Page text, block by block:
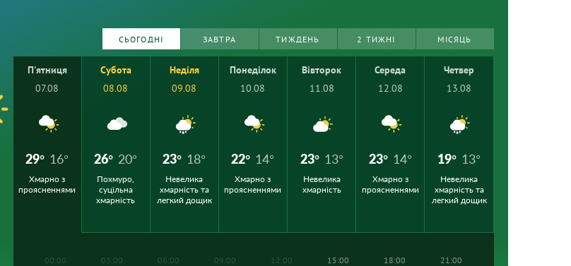
СЬОГОДНІ ЗАВТРА ТИЖДЕНЬ 2 ТИЖНІ МІСЯЦЬ
П'ятниця
07.08
29° 16°
Хмарно з
проясненнями
Субота
08.08
26° 20°
Похмуро,
суцільна
хмарність
Неділя
09.08
23° 18°
Невелика
хмарність та
легкий дощик
Понеділок
10.08
22° 14°
Хмарно з
проясненнями
Вівторок
11.08
23° 13°
Невелика
хмарність
Середа
12.08
23° 14°
Хмарно з
проясненнями
Четвер
13.08
19° 13°
Невелика
хмарність та
легкий дощик
00:00 03:00 06:00 09:00 12:00 15:00 18:00 21:00